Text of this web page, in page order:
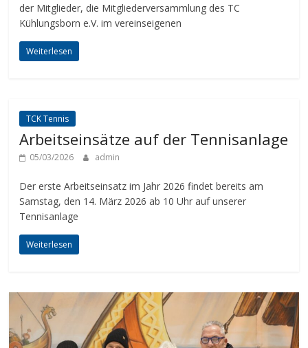
der Mitglieder, die Mitgliederversammlung des TC
Kühlungsborn e.V. im vereinseigenen
Weiterlesen
TCK Tennis
Arbeitseinsätze auf der Tennisanlage
05/03/2026 admin
Der erste Arbeitseinsatz im Jahr 2026 findet bereits am
Samstag, den 14. März 2026 ab 10 Uhr auf unserer
Tennisanlage
Weiterlesen